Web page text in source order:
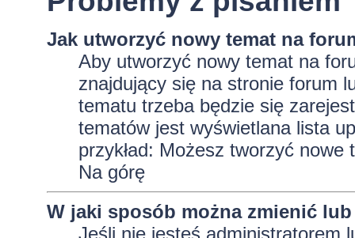
Jak utworzyć nowy temat na
Aby utworzyć nowy temat na
znajdujący się na stronie forum
tematu trzeba będzie się
tematów jest wyświetlana lista
przykład: Możesz tworzyć nowe
Na górę
W jaki sposób można zmienić
Jeśli nie jesteś administratorem